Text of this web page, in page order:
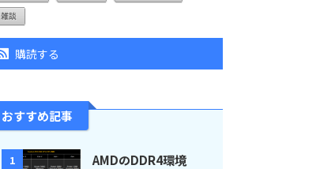
雑談
購読する
おすすめ記事
1
AMDのDDR4環境